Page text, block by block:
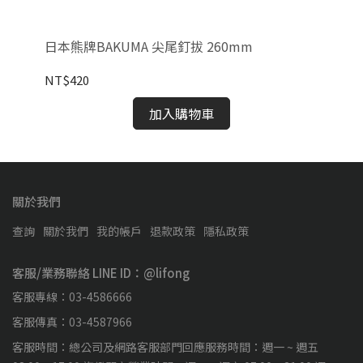
日本熊牌BAKUMA 尖尾釘拔 260mm
NT$420
加入購物車
關於我們
查詢 關於我們 我的帳戶 退款政策 隱私政策
客服/業務聯絡 LINE ID：@lifong
客服專線：03-4586666
客服傳真：03-4587966
客服時間：總公司及網路客服部門回應服務時間：週一 ~ 週五